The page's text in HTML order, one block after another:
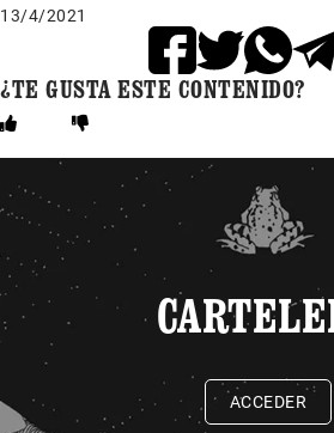
13/4/2021
¿TE GUSTA ESTE CONTENIDO?
ACCEDER